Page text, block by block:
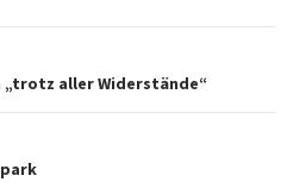
„trotz aller Widerstände“